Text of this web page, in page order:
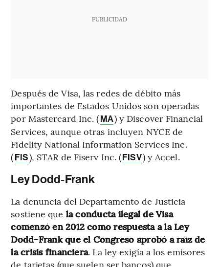
PUBLICIDAD
Después de Visa, las redes de débito más
importantes de Estados Unidos son operadas
por Mastercard Inc. (MA) y Discover Financial
Services, aunque otras incluyen NYCE de
Fidelity National Information Services Inc.
(FIS), STAR de Fiserv Inc. (FISV) y Accel.
Ley Dodd-Frank
La denuncia del Departamento de Justicia
sostiene que la conducta ilegal de Visa
comenzó en 2012 como respuesta a la Ley
Dodd-Frank que el Congreso aprobó a raíz de
la crisis financiera. La ley exigía a los emisores
de tarjetas (que suelen ser bancos) que